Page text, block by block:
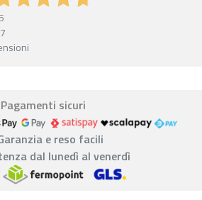
Pagamenti sicuri
e reso facili
dal lunedì al venerdì